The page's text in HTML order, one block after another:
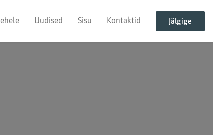
Uudised Sisu Kontaktid Jälgige